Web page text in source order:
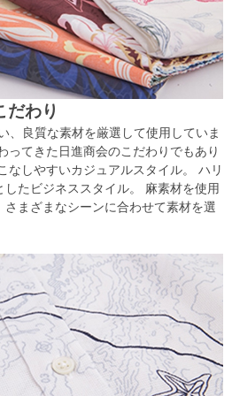
わり
、良質な素材を厳選して使用していま
ってきた日進商会のこだわりでもあり
なしやすいカジュアルスタイル。 ハリ
たビジネススタイル。 麻素材を使用
さまざまなシーンに合わせて素材を選